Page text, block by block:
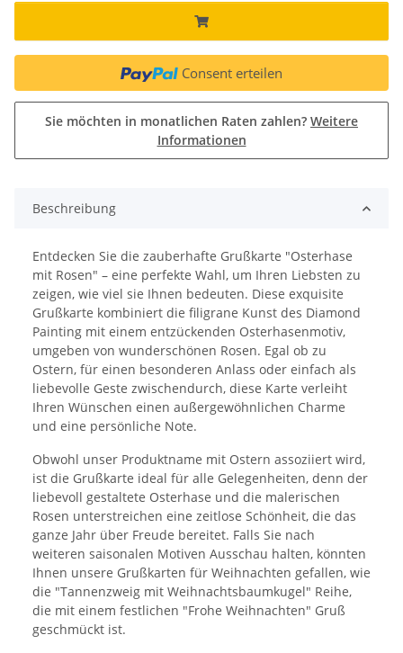
Consent erteilen
Sie möchten in monatlichen Raten zahlen? Weitere
Informationen
Beschreibung
Entdecken Sie die zauberhafte Grußkarte "Osterhase
mit Rosen" – eine perfekte Wahl, um Ihren Liebsten zu
zeigen, wie viel sie Ihnen bedeuten. Diese exquisite
Grußkarte kombiniert die filigrane Kunst des Diamond
Painting mit einem entzückenden Osterhasenmotiv,
umgeben von wunderschönen Rosen. Egal ob zu
Ostern, für einen besonderen Anlass oder einfach als
liebevolle Geste zwischendurch, diese Karte verleiht
Ihren Wünschen einen außergewöhnlichen Charme
und eine persönliche Note.
Obwohl unser Produktname mit Ostern assoziiert wird,
ist die Grußkarte ideal für alle Gelegenheiten, denn der
liebevoll gestaltete Osterhase und die malerischen
Rosen unterstreichen eine zeitlose Schönheit, die das
ganze Jahr über Freude bereitet. Falls Sie nach
weiteren saisonalen Motiven Ausschau halten, könnten
Ihnen unsere Grußkarten für Weihnachten gefallen, wie
die "Tannenzweig mit Weihnachtsbaumkugel" Reihe,
die mit einem festlichen "Frohe Weihnachten" Gruß
geschmückt ist.